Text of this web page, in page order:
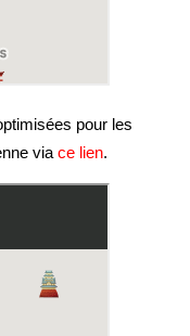
pour les
via ce lien.